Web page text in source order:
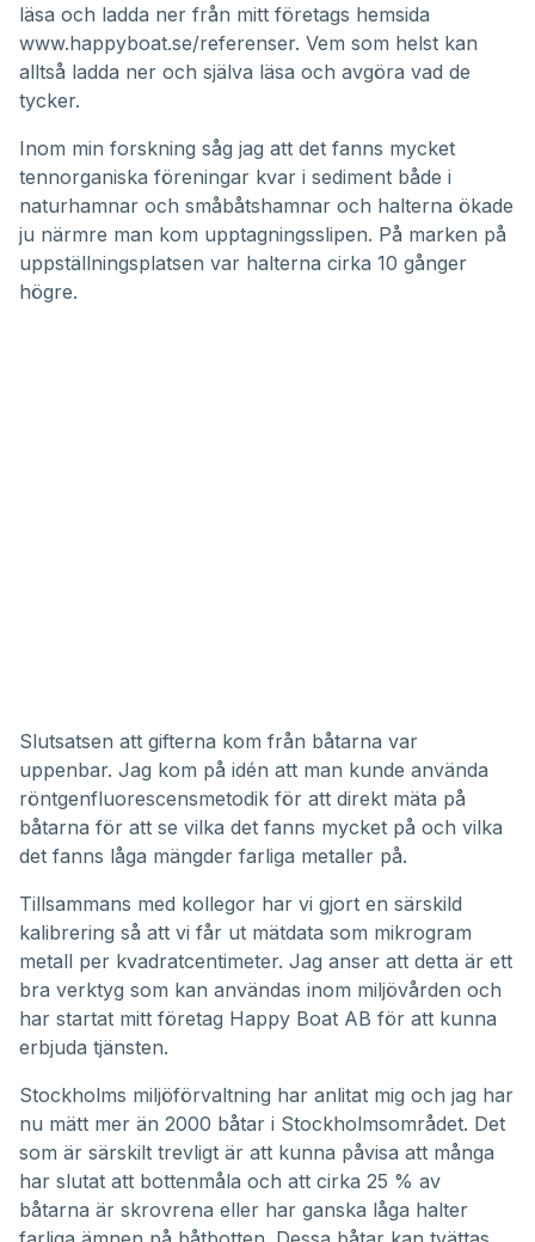
läsa och ladda ner från mitt företags hemsida
www.happyboat.se/referenser. Vem som helst kan
alltså ladda ner och själva läsa och avgöra vad de
tycker.
Inom min forskning såg jag att det fanns mycket
tennorganiska föreningar kvar i sediment både i
naturhamnar och småbåtshamnar och halterna ökade
ju närmre man kom upptagningsslipen. På marken på
uppställningsplatsen var halterna cirka 10 gånger
högre.
Slutsatsen att gifterna kom från båtarna var
uppenbar. Jag kom på idén att man kunde använda
röntgenfluorescensmetodik för att direkt mäta på
båtarna för att se vilka det fanns mycket på och vilka
det fanns låga mängder farliga metaller på.
Tillsammans med kollegor har vi gjort en särskild
kalibrering så att vi får ut mätdata som mikrogram
metall per kvadratcentimeter. Jag anser att detta är ett
bra verktyg som kan användas inom miljövården och
har startat mitt företag Happy Boat AB för att kunna
erbjuda tjänsten.
Stockholms miljöförvaltning har anlitat mig och jag har
nu mätt mer än 2000 båtar i Stockholmsområdet. Det
som är särskilt trevligt är att kunna påvisa att många
har slutat att bottenmåla och att cirka 25 % av
båtarna är skrovrena eller har ganska låga halter